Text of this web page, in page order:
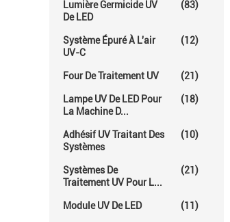
Lumière Germicide UV
De LED
(83)
Système Épuré À L'air
UV-C
(12)
Four De Traitement UV (21)
Lampe UV De LED Pour
La Machine D...
(18)
Adhésif UV Traitant Des
Systèmes
(10)
Systèmes De
Traitement UV Pour L...
(21)
Module UV De LED (11)